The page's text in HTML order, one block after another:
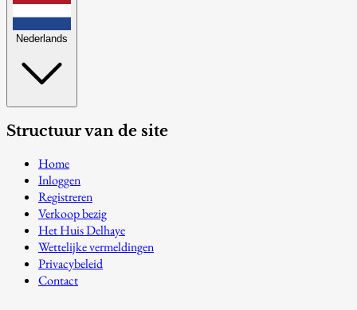
Nederlands
Structuur van de site
Home
Inloggen
Registreren
Verkoop bezig
Het Huis Delhaye
Wettelijke vermeldingen
Privacybeleid
Contact